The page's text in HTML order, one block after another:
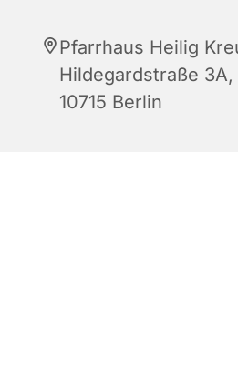
Pfarrhaus Heilig
Hildegardstraße 3A,
10715 Berlin